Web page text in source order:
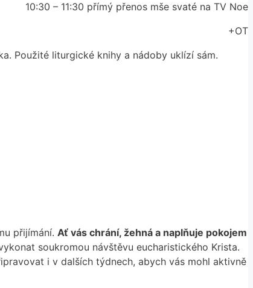
10:30 – 11:30 přímý přenos mše svaté na TV Noe
+OT
Použité liturgické knihy a nádoby uklízí sám.
přijímání. Ať vás chrání, žehná a naplňuje pokojem
soukromou návštěvu eucharistického Krista.
i v dalších týdnech, abych vás mohl aktivně